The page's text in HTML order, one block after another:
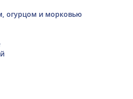
огурцом и морковью